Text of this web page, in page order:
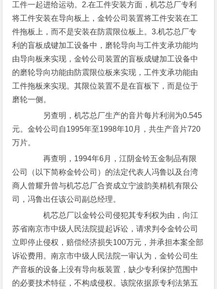
工件一起进给运动。2.在工件安装方面，机芯总厂专利
将工件安装在导向板上，金铃公司装置将工件安装在工
件拖板上，而不是安装在防震限位板上。3.机芯总厂专
利的盲板成键加工设备中，磨轮导向与工件支承功能均
由导向板来实现，金铃公司装置的盲板成键加工设备中
的磨轮导向功能由防震限位板来实现，工件支承功能由
工件拖板来实现。其限位装置不是在盲板下，而是位于
磨轮一侧。
另查明，机芯总厂生产的音片每片利润为0.545
元。金铃公司自1995年至1998年10月，共生产音片720
万片。
再查明，1994年6月，江阴金铃五金制品有限
公司（以下简称金铃公司）的法定代表人冯鲁以及台湾
商人曾耀升曾与机芯总厂合资成立宁波韵美精机有限公
司，冯鲁出任该公司副总经理。
机芯总厂以金铃公司侵犯其专利权为由，向江
苏省南京市中级人民法院提起诉讼，请求判令金铃公司
立即停止侵权，赔偿经济损失100万元，并承担本案全部
诉讼费用。南京市中级人民法院一审认为，金铃公司生
产音板的设备上没有导向板装置，缺少专利保护范围中
的必要技术特征，不构成侵权。该院依据原专利法第五